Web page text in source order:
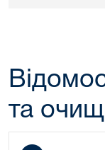
та